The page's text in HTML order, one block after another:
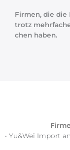
Fir­men, die die
trotz
chen haben.
• Yu&Wei Import